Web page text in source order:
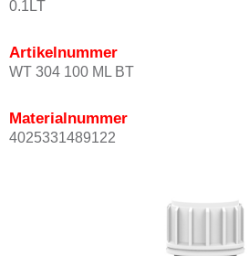
0.1LT
Artikelnummer
WT 304 100 ML BT
Materialnummer
4025331489122